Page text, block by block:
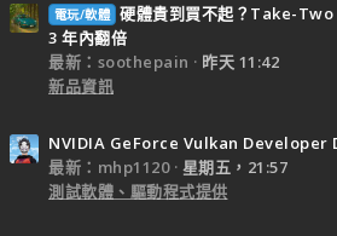
電玩/軟體 硬體貴到買不起？Take-Two
3 年內翻倍
最新：soothepain
昨天 11:42
新品資訊
NVIDIA GeForce Vulkan Developer
最新：mhp1120
星期五，21:57
測試軟體、驅動程式提供